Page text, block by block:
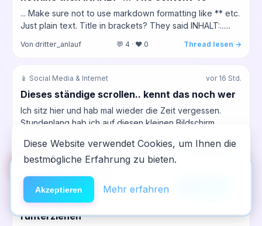
... Make sure not to use markdown formatting like ** etc.
Just plain text. Title in brackets? They said INHALT:......
Von dritter_anlauf 💬 4 · ❤️ 0 Thread lesen →
📱 Social Media & Internet vor 16 Std.
Dieses ständige scrollen.. kennt das noch wer
Ich sitz hier und hab mal wieder die Zeit vergessen.
Stundenlang hab ich auf diesen kleinen Bildschirm
📱 Digitale Sucht
Wenn die Reels dich nachts wieder
runterziehen
🆘Hilfe
NeelixberliN auf dem Homescreen —
wie eine echte App.
Diese Website verwendet Cookies, um Ihnen die
bestmögliche Erfahrung zu bieten.
Akzeptieren Mehr erfahren